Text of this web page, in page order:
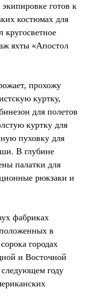
готов к
костюмах для
кругосветное
яхты «Апостол
прохожу
куртку,
для полетов
куртку для
пуховку для
В глубине
палатки для
рюкзаки и
фабриках
в
городах
и Восточной
году